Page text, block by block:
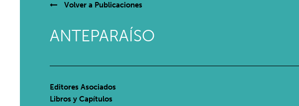
Volver a Publicaciones
ANTEPARAÍSO
Editores Asociados
Libros y Capítulos